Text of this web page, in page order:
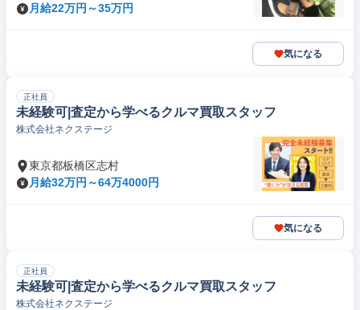
月給22万円～35万円
気になる
正社員
未経験可|査定から学べるクルマ買取スタッフ
株式会社ネクステージ
東京都板橋区志村
月給32万円～64万4000円
気になる
正社員
未経験可|査定から学べるクルマ買取スタッフ
株式会社ネクステージ